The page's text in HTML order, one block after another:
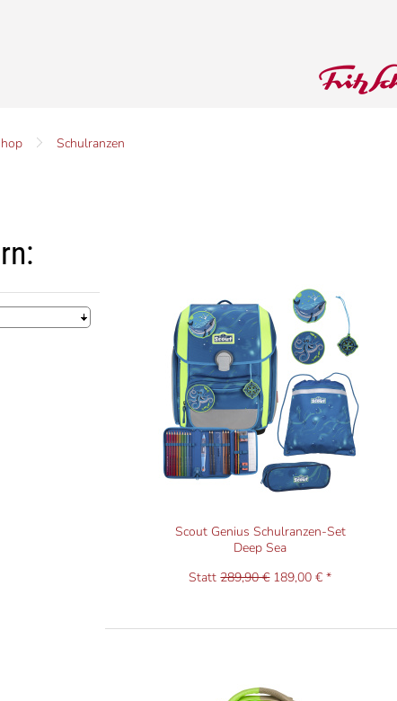
Schulranzen
Scout Genius Schulranzen-Set
Deep Sea
Statt289,90 € 189,00 € *